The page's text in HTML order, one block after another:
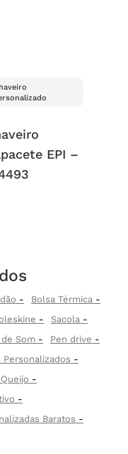
EPI –
Bolsa Térmica
Sacola
de Som
Pen drive
Personalizados
Baratos